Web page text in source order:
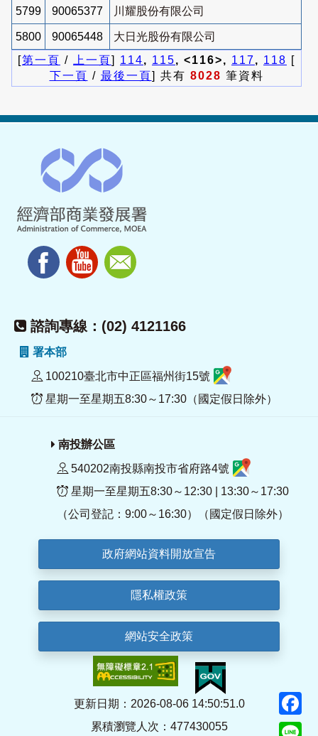
5799 90065377 川耀股份有限公司
5800 90065448
大日光股份有限公司
[第一頁 / 上一頁] 114, 115, <116>, 117, 118 [
下一頁 / 最後一頁] 共有 8028 筆資料
諮詢專線：(02) 4121166
署本部
100210臺北市中正區福州街15號
星期一至星期五8:30～17:30（國定假日除外）
南投辦公區
540202南投縣南投市省府路4號
星期一至星期五8:30～12:30 | 13:30～17:30
（公司登記：9:00～16:30）（國定假日除外）
政府網站資料開放宣告
隱私權政策
網站安全政策
更新日期：2026-08-06 14:50:51.0
累積瀏覽人次：477430055